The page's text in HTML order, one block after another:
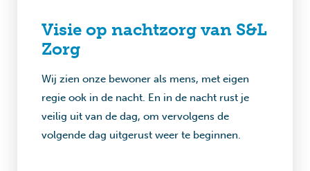
Visie op nachtzorg van S&L
Zorg
Wij zien onze bewoner als mens, met eigen
regie ook in de nacht. En in de nacht rust je
veilig uit van de dag, om vervolgens de
volgende dag uitgerust weer te beginnen.